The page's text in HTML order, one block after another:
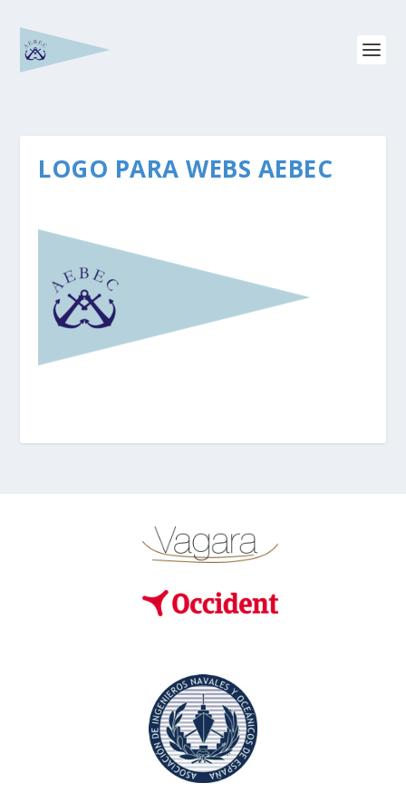
LOGO PARA WEBS AEBEC